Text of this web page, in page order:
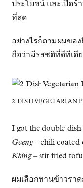
ประโยชน์ และเปิดร้
ที่สุด
อย่างไรก็ตามผมขอ
ถือว่ามีรสชติที่ดีทีเดีย
2 DISH VEGETARIAN
I got the double
Gaeng– chili coated
Khing– stir fried tofu
ผมเลือกทานข้าวรา